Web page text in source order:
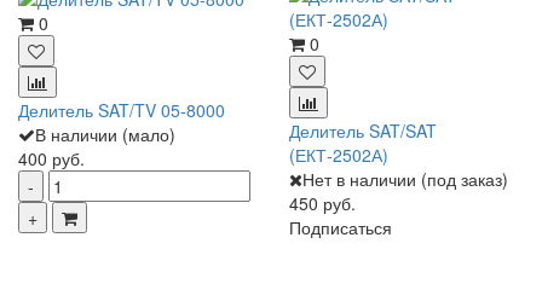
0
Делитель SAT/TV 05-8000
В наличии (мало)
400 руб.
0
Делитель SAT/SAT
(ЕКТ-2502А)
Нет в наличии (под заказ)
450 руб.
Подписаться